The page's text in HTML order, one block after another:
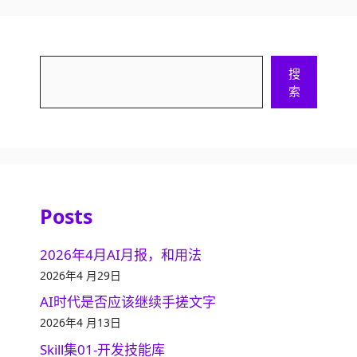
搜
索
Posts
2026年4月AI月报，和用法
2026年4 月29日
AI时代是否应该继续手搓文字
2026年4 月13日
Skill集01-开发技能库